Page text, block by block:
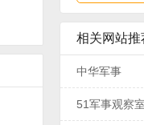
相关网站推
中华军事
51军事观察室